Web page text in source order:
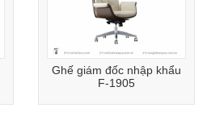
Ghế giám đốc nhập khẩu
F-1905